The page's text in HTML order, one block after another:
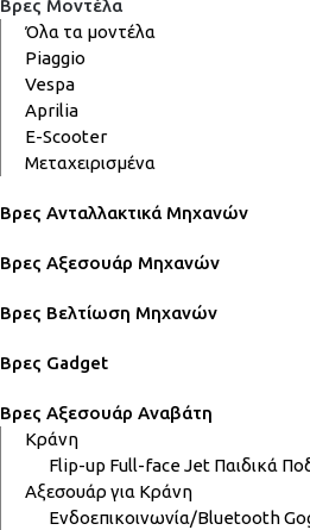
Βρες Μοντέλα
Όλα τα μοντέλα
Piaggio
Vespa
Aprilia
E-Scooter
Μεταχειρισμένα
Βρες Ανταλλακτικά Μηχανών
Βρες Αξεσουάρ Μηχανών
Βρες Βελτίωση Μηχανών
Βρες Gadget
Βρες Αξεσουάρ Αναβάτη
Κράνη
Flip-up Full-faceJet Παιδικά
Αξεσουάρ για Κράνη
Ενδοεπικοινωνία/Bluetooth